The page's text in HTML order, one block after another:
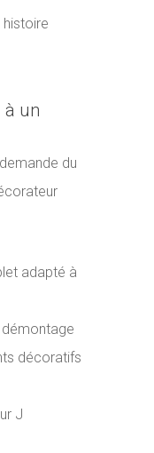
un
du
adapté à
décoratifs
J